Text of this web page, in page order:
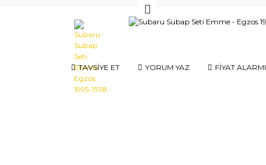
TAVSİYE ET YORUM YAZ FİYAT ALARMI